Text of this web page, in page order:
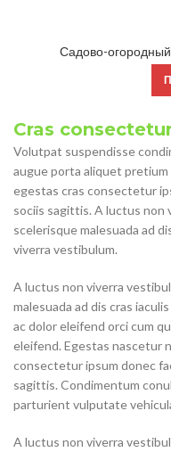
Садово-
Cras
Volutpat suspendisse
augue porta aliquet pretium
egestas cras consectetur
sociis sagittis. A luctus non
scelerisque malesuada ad
viverra vestibulum.
A luctus non viverra
malesuada ad dis cras
ac dolor eleifend orci cum
eleifend. Egestas nascetur
consectetur ipsum donec
sagittis. Condimentum
parturient vulputate
A luctus non viverra